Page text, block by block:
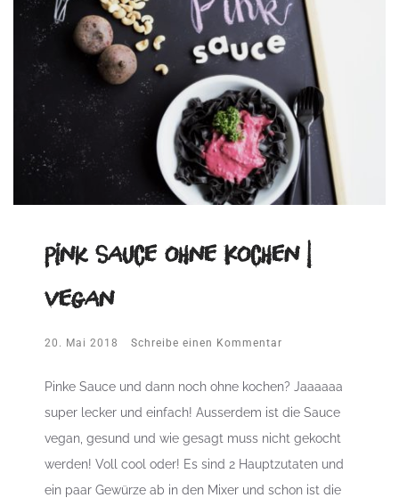
Pink Sauce ohne Kochen |
vegan
20. Mai 2018 Schreibe einen Kommentar
Pinke Sauce und dann noch ohne kochen? Jaaaaaa
super lecker und einfach! Ausserdem ist die Sauce
vegan, gesund und wie gesagt muss nicht gekocht
werden! Voll cool oder! Es sind 2 Hauptzutaten und
ein paar Gewürze ab in den Mixer und schon ist die